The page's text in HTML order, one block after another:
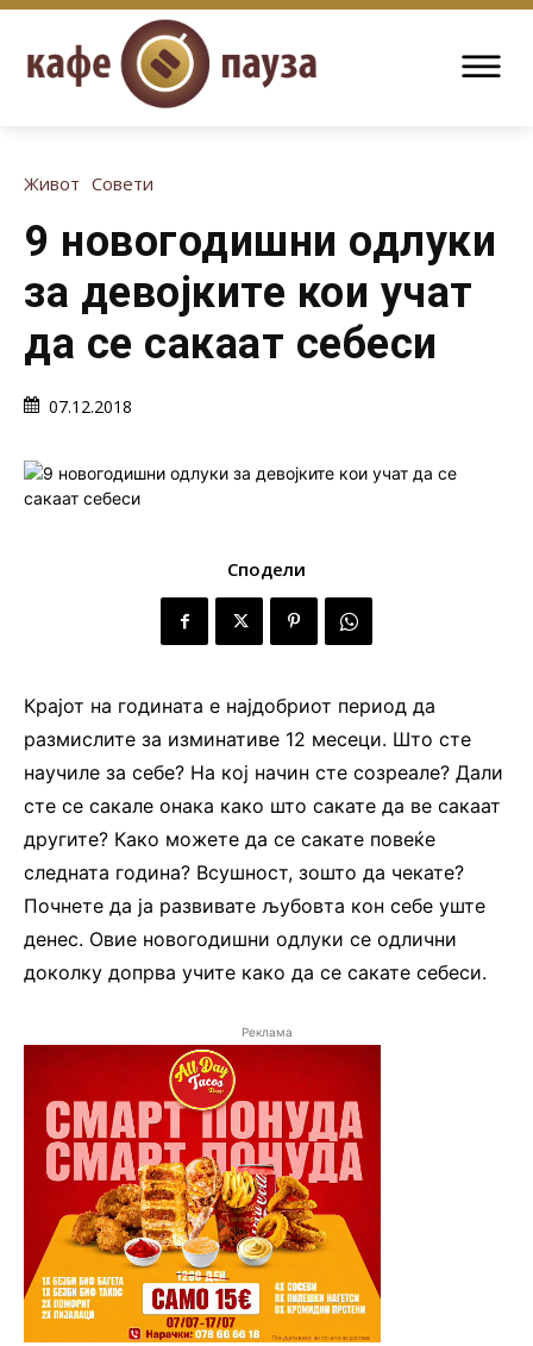
Живот Совети
9 новогодишни одлуки
за девојките кои учат
да се сакаат себеси
07.12.2018
Сподели
Крајот на годината е најдобриот период да
размислите за изминативе 12 месеци. Што сте
научиле за себе? На кој начин сте созреале? Дали
сте се сакале онака како што сакате да ве сакаат
другите? Како можете да се сакате повеќе
следната година? Всушност, зошто да чекате?
Почнете да ја развивате љубовта кон себе уште
денес. Овие новогодишни одлуки се одлични
доколку допрва учите како да се сакате себеси.
Реклама